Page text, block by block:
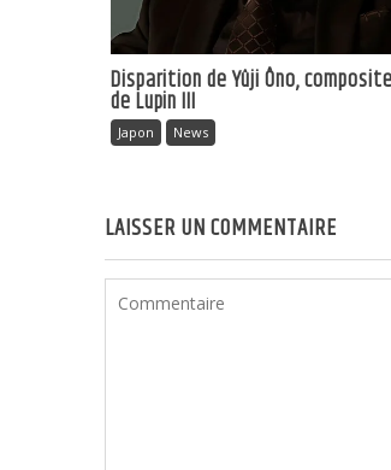
Disparition de Yûji Ôno,
de Lupin III
Japon News
LAISSER UN COMMENTAIRE